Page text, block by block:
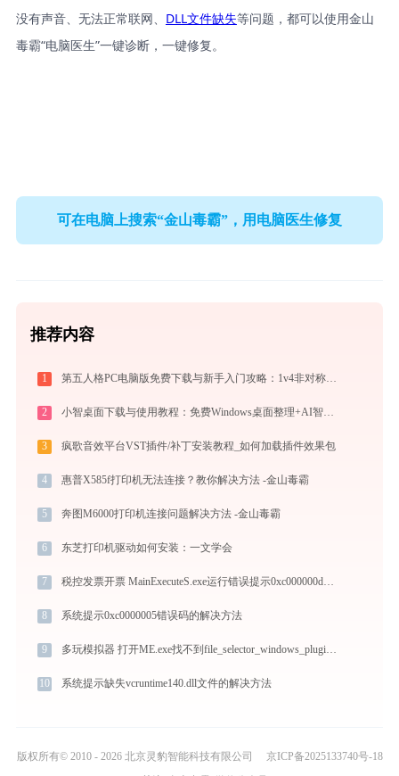
没有声音、无法正常联网、 DLL文件缺失等问题，都可以使用金山
毒霸“电脑医生”一键诊断，一键修复。
可在电脑上搜索“金山毒霸”，用电脑医生修复
推荐内容
1 第五人格PC电脑版免费下载与新手入门攻略：1v4非对称竞技的极致体验
2 小智桌面下载与使用教程：免费Windows桌面整理+AI智能搜索效率工具
3 疯歌音效平台VST插件/补丁安装教程_如何加载插件效果包
4 惠普X585f打印机无法连接？教你解决方法 -金山毒霸
5 奔图M6000打印机连接问题解决方法 -金山毒霸
6 东芝打印机驱动如何安装：一文学会
7 税控发票开票 MainExecuteS.exe运行错误提示0xc000000d的解决办法
8 系统提示0xc0000005错误码的解决方法
9 多玩模拟器 打开ME.exe找不到file_selector_windows_plugin.dll怎么办
10 系统提示缺失vcruntime140.dll文件的解决方法
版权所有© 2010 - 2026 北京灵豹智能科技有限公司
京ICP备2025133740号-18